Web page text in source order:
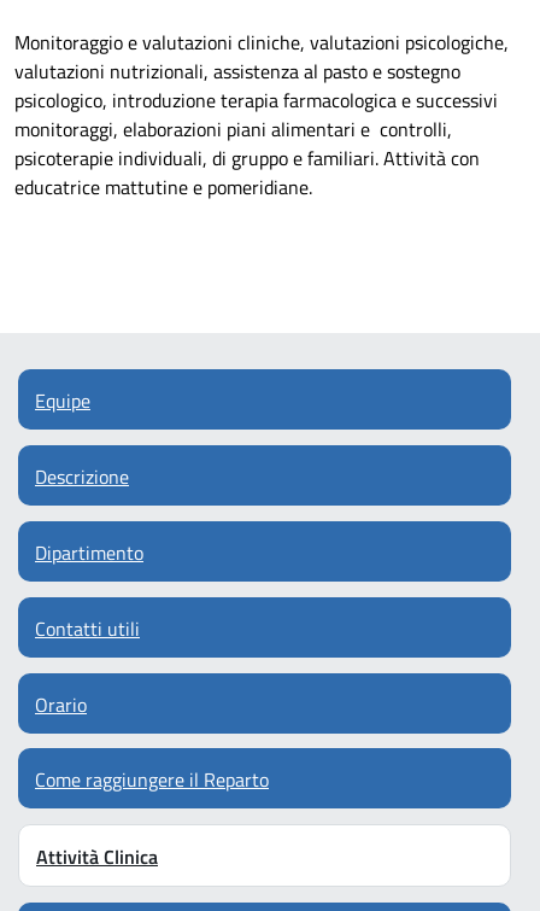
Monitoraggio e valutazioni cliniche, valutazioni psicologiche,
valutazioni nutrizionali, assistenza al pasto e sostegno
psicologico, introduzione terapia farmacologica e successivi
monitoraggi, elaborazioni piani alimentari e controlli,
psicoterapie individuali, di gruppo e familiari. Attività con
educatrice mattutine e pomeridiane.
Equipe
Descrizione
Dipartimento
Contatti utili
Orario
Come raggiungere il Reparto
Attività Clinica